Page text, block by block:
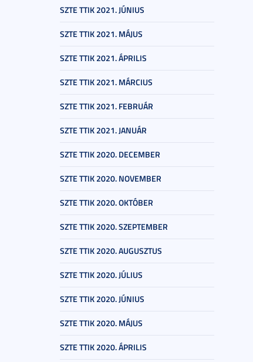
SZTE TTIK 2021. JÚNIUS
SZTE TTIK 2021. MÁJUS
SZTE TTIK 2021. ÁPRILIS
SZTE TTIK 2021. MÁRCIUS
SZTE TTIK 2021. FEBRUÁR
SZTE TTIK 2021. JANUÁR
SZTE TTIK 2020. DECEMBER
SZTE TTIK 2020. NOVEMBER
SZTE TTIK 2020. OKTÓBER
SZTE TTIK 2020. SZEPTEMBER
SZTE TTIK 2020. AUGUSZTUS
SZTE TTIK 2020. JÚLIUS
SZTE TTIK 2020. JÚNIUS
SZTE TTIK 2020. MÁJUS
SZTE TTIK 2020. ÁPRILIS